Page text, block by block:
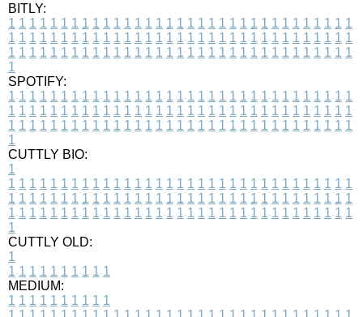
BITLY:
1 1 1 1 1 1 1 1 1 1 1 1 1 1 1 1 1 1 1 1 1 1 1 1 1 1 1 1 1 1 1 1 1
1 1 1 1 1 1 1 1 1 1 1 1 1 1 1 1 1 1 1 1 1 1 1 1 1 1 1 1 1 1 1 1 1
1 1 1 1 1 1 1 1 1 1 1 1 1 1 1 1 1 1 1 1 1 1 1 1 1 1 1 1 1 1 1 1 1
1
SPOTIFY:
1 1 1 1 1 1 1 1 1 1 1 1 1 1 1 1 1 1 1 1 1 1 1 1 1 1 1 1 1 1 1 1 1
1 1 1 1 1 1 1 1 1 1 1 1 1 1 1 1 1 1 1 1 1 1 1 1 1 1 1 1 1 1 1 1 1
1 1 1 1 1 1 1 1 1 1 1 1 1 1 1 1 1 1 1 1 1 1 1 1 1 1 1 1 1 1 1 1 1
1
CUTTLY BIO:
1
1 1 1 1 1 1 1 1 1 1 1 1 1 1 1 1 1 1 1 1 1 1 1 1 1 1 1 1 1 1 1 1 1
1 1 1 1 1 1 1 1 1 1 1 1 1 1 1 1 1 1 1 1 1 1 1 1 1 1 1 1 1 1 1 1 1
1 1 1 1 1 1 1 1 1 1 1 1 1 1 1 1 1 1 1 1 1 1 1 1 1 1 1 1 1 1 1 1 1
1
CUTTLY OLD:
1
1 1 1 1 1 1 1 1 1 1
MEDIUM:
1 1 1 1 1 1 1 1 1 1